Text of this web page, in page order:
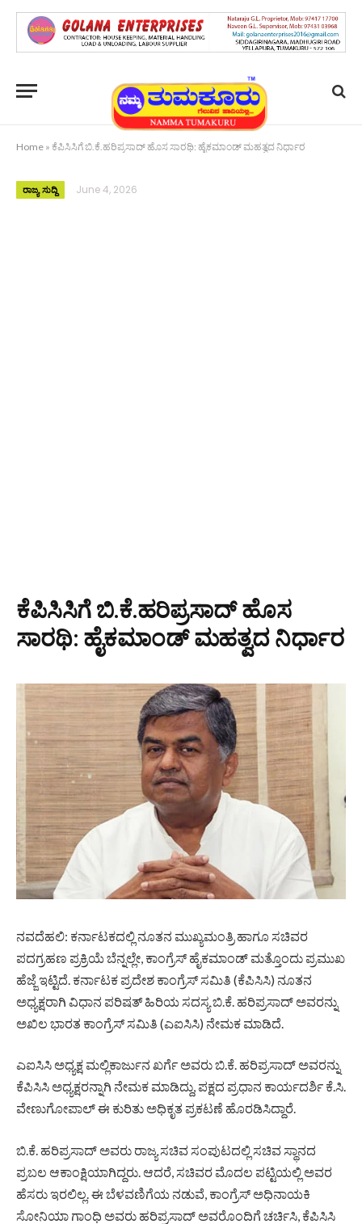
Home » ಕೆಪಿಸಿಸಿಗೆ ಬಿ.ಕೆ.ಹರಿಪ್ರಸಾದ್‌ ಹೊಸ ಸಾರಥಿ: ಹೈಕಮಾಂಡ್ ಮಹತ್ವದ ನಿರ್ಧಾರ
ರಾಜ್ಯ ಸುದ್ದಿ June 4, 2026
ಕೆಪಿಸಿಸಿಗೆ ಬಿ.ಕೆ.ಹರಿಪ್ರಸಾದ್‌ ಹೊಸ
ಸಾರಥಿ: ಹೈಕಮಾಂಡ್ ಮಹತ್ವದ ನಿರ್ಧಾರ
ನವದೆಹಲಿ: ಕರ್ನಾಟಕದಲ್ಲಿ ನೂತನ ಮುಖ್ಯಮಂತ್ರಿ ಹಾಗೂ ಸಚಿವರ
ಪದಗ್ರಹಣ ಪ್ರಕ್ರಿಯೆ ಬೆನ್ನಲ್ಲೇ, ಕಾಂಗ್ರೆಸ್ ಹೈಕಮಾಂಡ್ ಮತ್ತೊಂದು ಪ್ರಮುಖ
ಹೆಜ್ಜೆ ಇಟ್ಟಿದೆ. ಕರ್ನಾಟಕ ಪ್ರದೇಶ ಕಾಂಗ್ರೆಸ್ ಸಮಿತಿ (ಕೆಪಿಸಿಸಿ) ನೂತನ
ಅಧ್ಯಕ್ಷರಾಗಿ ವಿಧಾನ ಪರಿಷತ್‌ ಹಿರಿಯ ಸದಸ್ಯ ಬಿ.ಕೆ. ಹರಿಪ್ರಸಾದ್‌ ಅವರನ್ನು
ಅಖಿಲ ಭಾರತ ಕಾಂಗ್ರೆಸ್ ಸಮಿತಿ (ಎಐಸಿಸಿ) ನೇಮಕ ಮಾಡಿದೆ.
ಎಐಸಿಸಿ ಅಧ್ಯಕ್ಷ ಮಲ್ಲಿಕಾರ್ಜುನ ಖರ್ಗೆ ಅವರು ಬಿ.ಕೆ. ಹರಿಪ್ರಸಾದ್ ಅವರನ್ನು
ಕೆಪಿಸಿಸಿ ಅಧ್ಯಕ್ಷರನ್ನಾಗಿ ನೇಮಕ ಮಾಡಿದ್ದು, ಪಕ್ಷದ ಪ್ರಧಾನ ಕಾರ್ಯದರ್ಶಿ ಕೆ.ಸಿ.
ವೇಣುಗೋಪಾಲ್‌ ಈ ಕುರಿತು ಅಧಿಕೃತ ಪ್ರಕಟಣೆ ಹೊರಡಿಸಿದ್ದಾರೆ.
ಬಿ.ಕೆ. ಹರಿಪ್ರಸಾದ್ ಅವರು ರಾಜ್ಯ ಸಚಿವ ಸಂಪುಟದಲ್ಲಿ ಸಚಿವ ಸ್ಥಾನದ
ಪ್ರಬಲ ಆಕಾಂಕ್ಷಿಯಾಗಿದ್ದರು. ಆದರೆ, ಸಚಿವರ ಮೊದಲ ಪಟ್ಟಿಯಲ್ಲಿ ಅವರ
ಹೆಸರು ಇರಲಿಲ್ಲ. ಈ ಬೆಳವಣಿಗೆಯ ನಡುವೆ, ಕಾಂಗ್ರೆಸ್‌ ಅಧಿನಾಯಕಿ
ಸೋನಿಯಾ ಗಾಂಧಿ ಅವರು ಹರಿಪ್ರಸಾದ್‌ ಅವರೊಂದಿಗೆ ಚರ್ಚಿಸಿ, ಕೆಪಿಸಿಸಿ